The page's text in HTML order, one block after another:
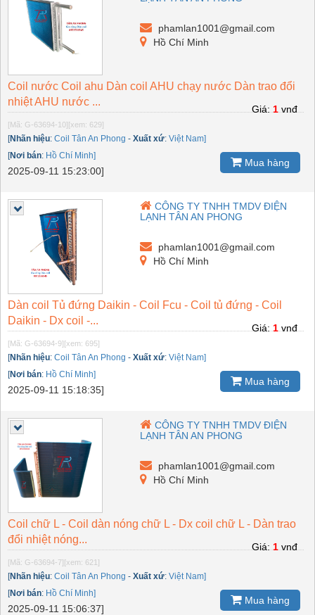
phamlan1001@gmail.com
Hồ Chí Minh
Coil nước Coil ahu Dàn coil AHU chạy nước Dàn trao đổi
nhiệt AHU nước ...
[Mã: G-63694-10][xem: 629]
[Nhãn hiệu: Coil Tân An Phong - Xuất xứ: Việt Nam]
[Nơi bán: Hồ Chí Minh]
2025-09-11 15:23:00]
Giá: 1 vnđ
Mua hàng
CÔNG TY TNHH TMDV ĐIỆN
LẠNH TÂN AN PHONG
phamlan1001@gmail.com
Hồ Chí Minh
Dàn coil Tủ đứng Daikin - Coil Fcu - Coil tủ đứng - Coil
Daikin - Dx coil -...
[Mã: G-63694-9][xem: 695]
[Nhãn hiệu: Coil Tân An Phong - Xuất xứ: Việt Nam]
[Nơi bán: Hồ Chí Minh]
2025-09-11 15:18:35]
Giá: 1 vnđ
Mua hàng
CÔNG TY TNHH TMDV ĐIỆN
LẠNH TÂN AN PHONG
phamlan1001@gmail.com
Hồ Chí Minh
Coil chữ L - Coil dàn nóng chữ L - Dx coil chữ L - Dàn trao
đổi nhiệt nóng...
[Mã: G-63694-7][xem: 621]
[Nhãn hiệu: Coil Tân An Phong - Xuất xứ: Việt Nam]
[Nơi bán: Hồ Chí Minh]
2025-09-11 15:06:37]
Giá: 1 vnđ
Mua hàng